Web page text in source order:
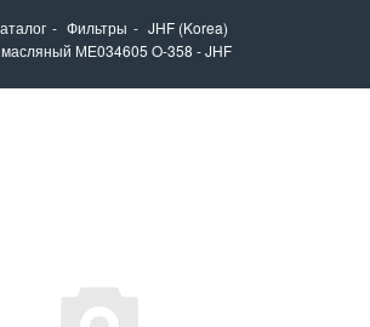
Фильтры
JHF (Korea)
МЕ034605 O-358 - JHF